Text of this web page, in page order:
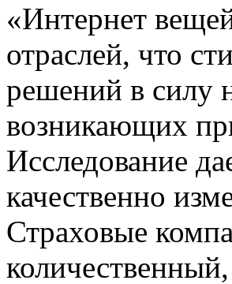
«Интернет
отраслей, что
решений в силу
возникающих
Исследование
качественно
Страховые